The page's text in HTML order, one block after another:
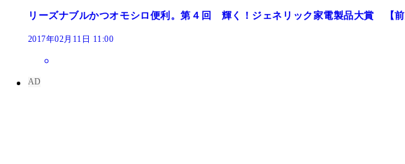
リーズナブルかつオモシロ便利。第４回 輝く！ジェネリック家電製品大賞 【前
2017年02月11日 11:00